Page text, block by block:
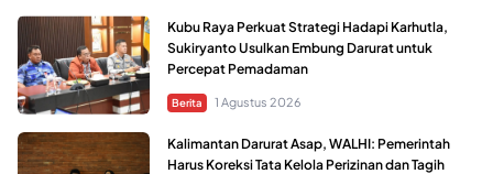
Kubu Raya Perkuat Strategi Hadapi Karhutla,
Sukiryanto Usulkan Embung Darurat untuk
Percepat Pemadaman
Berita 1 Agustus 2026
Kalimantan Darurat Asap, WALHI: Pemerintah
Harus Koreksi Tata Kelola Perizinan dan Tagih